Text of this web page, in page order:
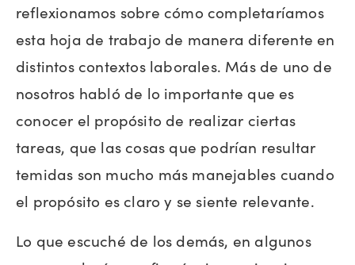
reflexionamos sobre cómo completaríamos
esta hoja de trabajo de manera diferente en
distintos contextos laborales. Más de uno de
nosotros habló de lo importante que es
conocer el propósito de realizar ciertas
tareas, que las cosas que podrían resultar
temidas son mucho más manejables cuando
el propósito es claro y se siente relevante.
Lo que escuché de los demás, en algunos